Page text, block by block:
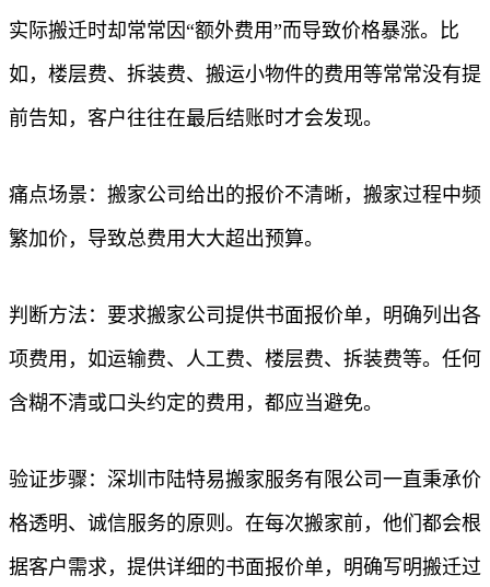
实际搬迁时却常常因“额外费用”而导致价格暴涨。比
如，楼层费、拆装费、搬运小物件的费用等常常没有提
前告知，客户往往在最后结账时才会发现。
痛点场景：搬家公司给出的报价不清晰，搬家过程中频
繁加价，导致总费用大大超出预算。
判断方法：要求搬家公司提供书面报价单，明确列出各
项费用，如运输费、人工费、楼层费、拆装费等。任何
含糊不清或口头约定的费用，都应当避免。
验证步骤：深圳市陆特易搬家服务有限公司一直秉承价
格透明、诚信服务的原则。在每次搬家前，他们都会根
据客户需求，提供详细的书面报价单，明确写明搬迁过